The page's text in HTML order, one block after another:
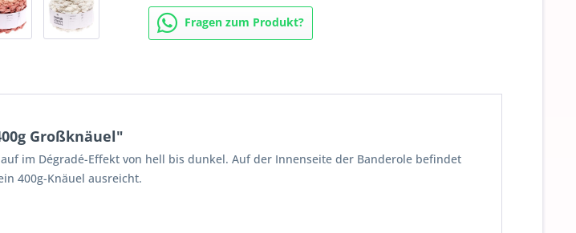
Fragen zum Produkt?
Großknäuel"
im Dégradé-Effekt von hell bis dunkel. Auf der Innenseite der Banderole befindet
400g-Knäuel ausreicht.